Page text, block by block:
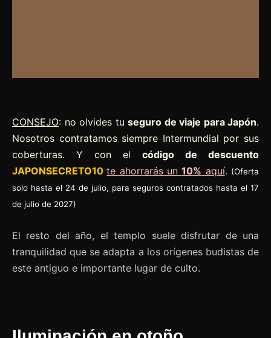
CONSEJO: no olvides tu seguro de viaje para Japón.
Nosotros contratamos siempre Intermundial por sus
coberturas. Y con el código de descuento
JAPONSECRETO10 te ahorrarás un10% aquí. (Oferta
solo hasta el 24 de julio, para seguros contratados hasta el 17
de julio de 2027)
El resto del año, el templo suele disfrutar de una
tranquilidad que se adapta a los orígenes budistas de
este antiguo e importante lugar de culto.